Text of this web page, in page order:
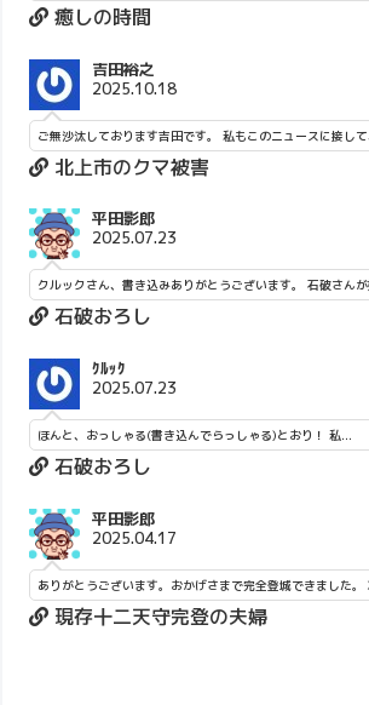
癒しの時間
吉田裕之
2025.10.18
ご無沙汰しております吉田です。 私もこのニュースに接し
北上市のクマ被害
平田影郎
2025.07.23
クルックさん、書き込みありがとうございます。 石破さん
石破おろし
ｸﾙｯｸ
2025.07.23
ほんと、おっしゃる(書き込んでらっしゃる)とおり！ 私...
石破おろし
平田影郎
2025.04.17
ありがとうございます。おかげさまで完全登城できました。
現存十二天守完登の夫婦